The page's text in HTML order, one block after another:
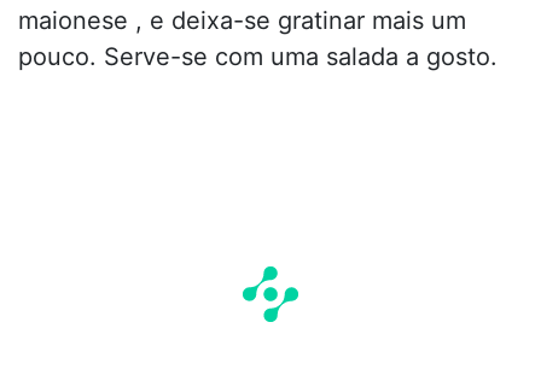
maionese , e deixa-se gratinar mais um
pouco. Serve-se com uma salada a gosto.